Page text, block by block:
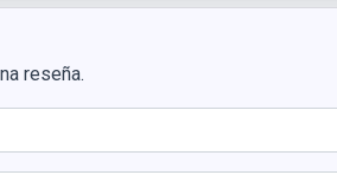
reseña.